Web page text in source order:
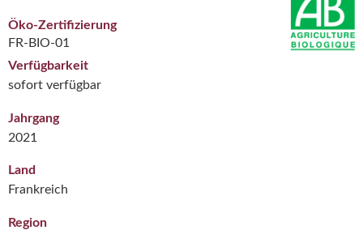
Öko-Zertifizierung
FR-BIO-01
Verfügbarkeit
sofort verfügbar
Jahrgang
2021
Land
Frankreich
Region